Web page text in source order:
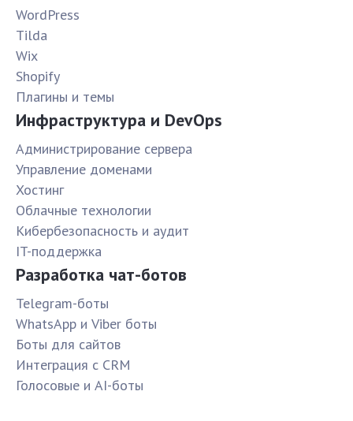
WordPress
Tilda
Wix
Shopify
Плагины и темы
Инфраструктура и DevOps
Администрирование сервера
Управление доменами
Хостинг
Облачные технологии
Кибербезопасность и аудит
IT-поддержка
Разработка чат-ботов
Telegram-боты
WhatsApp и Viber боты
Боты для сайтов
Интеграция с CRM
Голосовые и AI-боты